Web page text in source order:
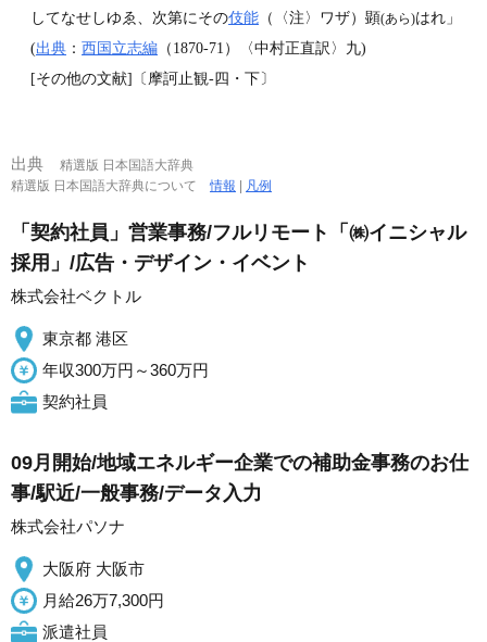
してなせしゆゑ、次第にその伎能 （〈注〉ワザ）顕(あら)はれ」
(出典 ： 西国立志編 （1870‐71）〈中村正直訳〉九)
[その他の文献]〔摩訶止観‐四・下〕
出典
精選版 日本国語大辞典
精選版 日本国語大辞典について情報 凡例
「契約社員」営業事務/フルリモート「㈱イニシャル
採用」/広告・デザイン・イベント
株式会社ベクトル
東京都 港区
年収300万円～360万円
契約社員
09月開始/地域エネルギー企業での補助金事務のお仕
事/駅近/一般事務/データ入力
株式会社パソナ
大阪府 大阪市
月給26万7,300円
派遣社員